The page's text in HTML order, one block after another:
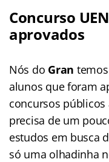
Concurso
aprovados
Nós do Gran
alunos que foram
concursos públicos
precisa de um
estudos em busca
só uma olhadinha